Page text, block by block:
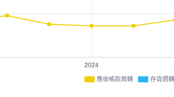
應收帳款周轉 存貨週轉